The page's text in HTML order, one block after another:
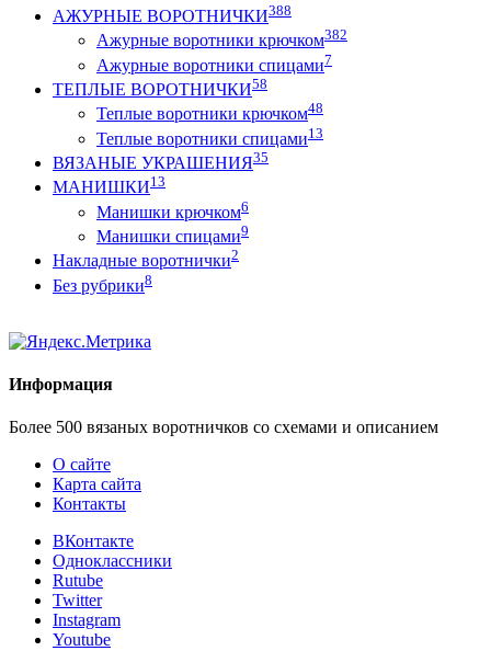
АЖУРНЫЕ ВОРОТНИЧКИ388
Ажурные воротники крючком382
Ажурные воротники спицами7
ТЕПЛЫЕ ВОРОТНИЧКИ58
Теплые воротники крючком48
Теплые воротники спицами13
ВЯЗАНЫЕ УКРАШЕНИЯ35
МАНИШКИ13
Манишки крючком6
Манишки спицами9
Накладные воротнички2
Без рубрики8
Информация
Более 500 вязаных воротничков со схемами и описанием
О сайте
Карта сайта
Контакты
ВКонтакте
Одноклассники
Rutube
Twitter
Instagram
Youtube